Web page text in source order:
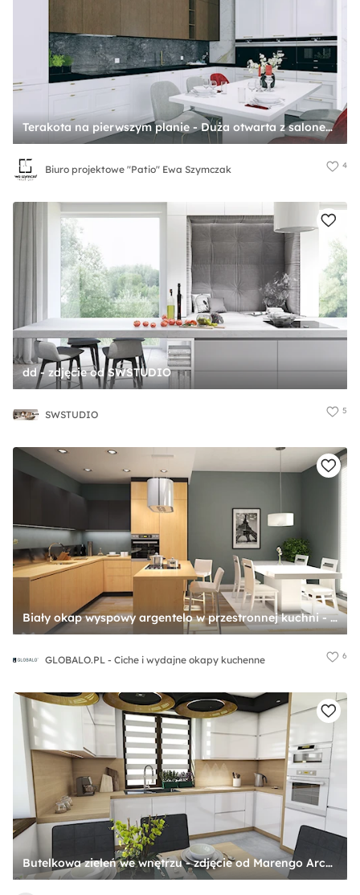
Terakota na pierwszym planie - Duża otwarta z salonem z kamiennym blatem biała czarna szara z zabudowaną lodówką z nablatowym zlewozmywakiem kuchnia w kształcie litery l z wyspą lub półwyspem, styl nowoczesny - zdjęcie od Biuro projektowe "Patio" Ewa Szymczak
Biuro projektowe "Patio" Ewa Szymczak 4
dd - zdjęcie od SWSTUDIO
SWSTUDIO 5
Biały okap wyspowy argentelo w przestronnej kuchni - zdjęcie od GLOBALO.PL - Ciche i wydajne okapy kuchenne
GLOBALO.PL - Ciche i wydajne okapy kuchenne 6
Butelkowa zieleń we wnętrzu - zdjęcie od Marengo Architektura Wnętrz Anna Knofliczek-Roman